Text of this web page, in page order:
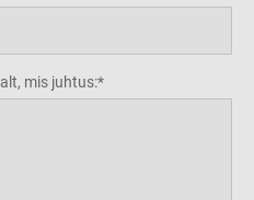
mis juhtus: